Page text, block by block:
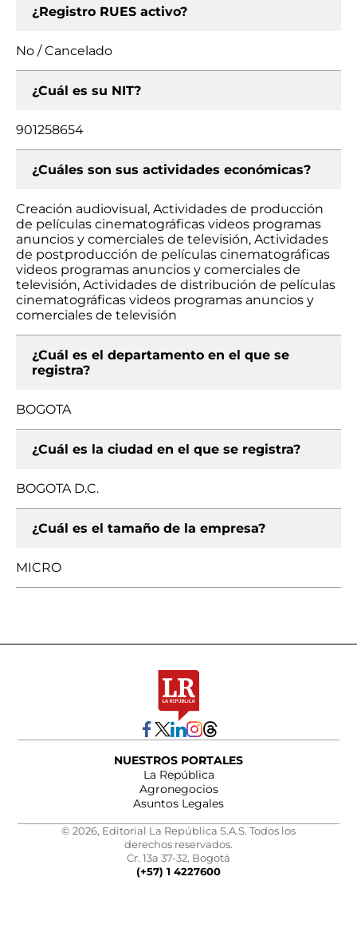
¿Registro RUES activo?
No / Cancelado
¿Cuál es su NIT?
901258654
¿Cuáles son sus actividades económicas?
Creación audiovisual, Actividades de producción
de películas cinematográficas videos programas
anuncios y comerciales de televisión, Actividades
de postproducción de películas cinematográficas
videos programas anuncios y comerciales de
televisión, Actividades de distribución de películas
cinematográficas videos programas anuncios y
comerciales de televisión
¿Cuál es el departamento en el que se
registra?
BOGOTA
¿Cuál es la ciudad en el que se registra?
BOGOTA D.C.
¿Cuál es el tamaño de la empresa?
MICRO
NUESTROS PORTALES
La República
Agronegocios
Asuntos Legales
© 2026, Editorial La República S.A.S. Todos los
derechos reservados.
Cr. 13a 37-32, Bogotá
(+57) 1 4227600